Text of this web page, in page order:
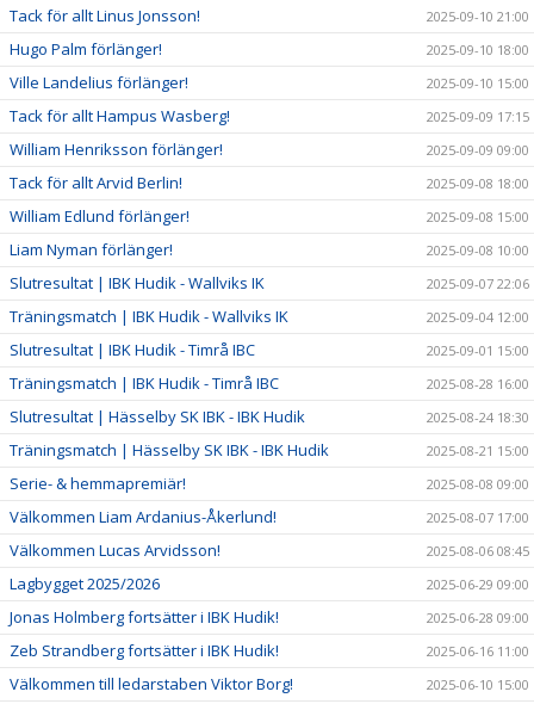
Tack för allt Linus Jonsson! 2025-09-10 21:00
Hugo Palm förlänger! 2025-09-10 18:00
Ville Landelius förlänger! 2025-09-10 15:00
Tack för allt Hampus Wasberg! 2025-09-09 17:15
William Henriksson förlänger! 2025-09-09 09:00
Tack för allt Arvid Berlin! 2025-09-08 18:00
William Edlund förlänger! 2025-09-08 15:00
Liam Nyman förlänger! 2025-09-08 10:00
Slutresultat | IBK Hudik - Wallviks IK 2025-09-07 22:06
Träningsmatch | IBK Hudik - Wallviks IK 2025-09-04 12:00
Slutresultat | IBK Hudik - Timrå IBC 2025-09-01 15:00
Träningsmatch | IBK Hudik - Timrå IBC 2025-08-28 16:00
Slutresultat | Hässelby SK IBK - IBK Hudik 2025-08-24 18:30
Träningsmatch | Hässelby SK IBK - IBK Hudik 2025-08-21 15:00
Serie- & hemmapremiär! 2025-08-08 09:00
Välkommen Liam Ardanius-Åkerlund! 2025-08-07 17:00
Välkommen Lucas Arvidsson! 2025-08-06 08:45
Lagbygget 2025/2026 2025-06-29 09:00
Jonas Holmberg fortsätter i IBK Hudik! 2025-06-28 09:00
Zeb Strandberg fortsätter i IBK Hudik! 2025-06-16 11:00
Välkommen till ledarstaben Viktor Borg! 2025-06-10 15:00